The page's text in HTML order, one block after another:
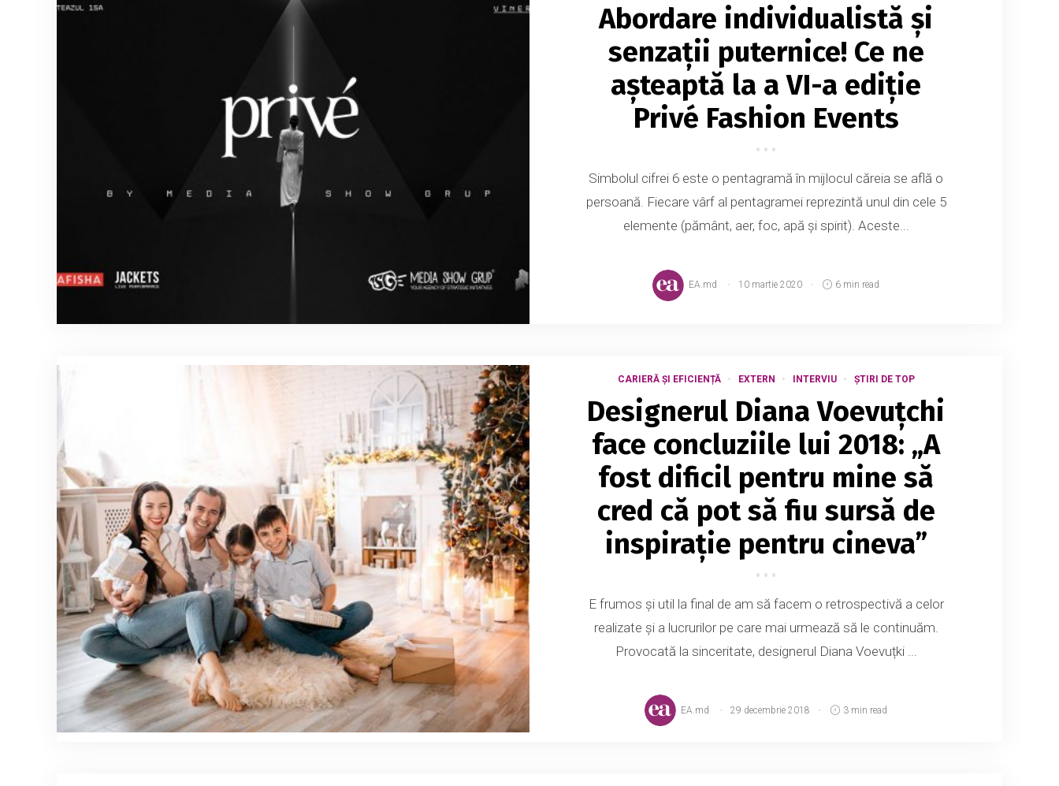
Abordare individualistă și
senzații puternice! Ce ne
așteaptă la a VI-a ediție
Privé Fashion Events
Simbolul cifrei 6 este o pentagramă în mijlocul căreia se află o
persoană. Fiecare vârf al pentagramei reprezintă unul din cele 5
elemente (pământ, aer, foc, apă și spirit). Aceste...
EA.md 10 martie 2020 6 min read
CARIERĂ ȘI EFICIENȚĂ EXTERN INTERVIU ȘTIRI DE TOP
Designerul Diana Voevuțchi
face concluziile lui 2018: „A
fost dificil pentru mine să
cred că pot să fiu sursă de
inspirație pentru cineva”
E frumos și util la final de am să facem o retrospectivă a celor
realizate și a lucrurilor pe care mai urmează să le continuăm.
Provocată la sinceritate, designerul Diana Voevuțki ...
EA.md 29 decembrie 2018 3 min read